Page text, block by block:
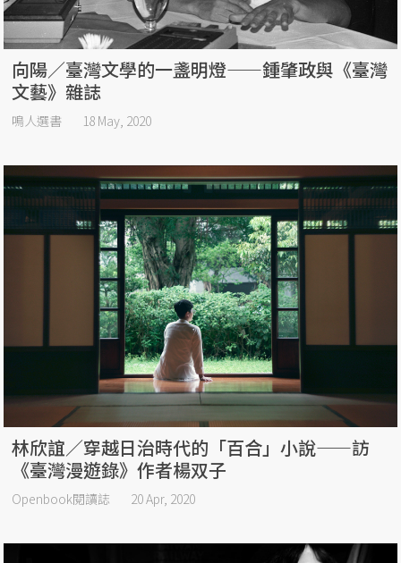
向陽／臺灣文學的一盞明燈——鍾肇政與《臺灣
文藝》雜誌
鳴人選書 18 May, 2020
林欣誼／穿越日治時代的「百合」小說——訪
《臺灣漫遊錄》作者楊双子
Openbook閱讀誌 20 Apr, 2020